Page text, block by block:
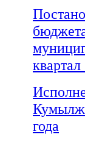
года